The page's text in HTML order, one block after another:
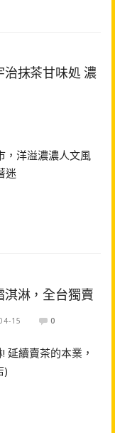
治抹茶甘味処 濃
，洋溢濃濃人文風
迷
淇淋，全台獨賣
15 0
延續賣茶的本業，
)